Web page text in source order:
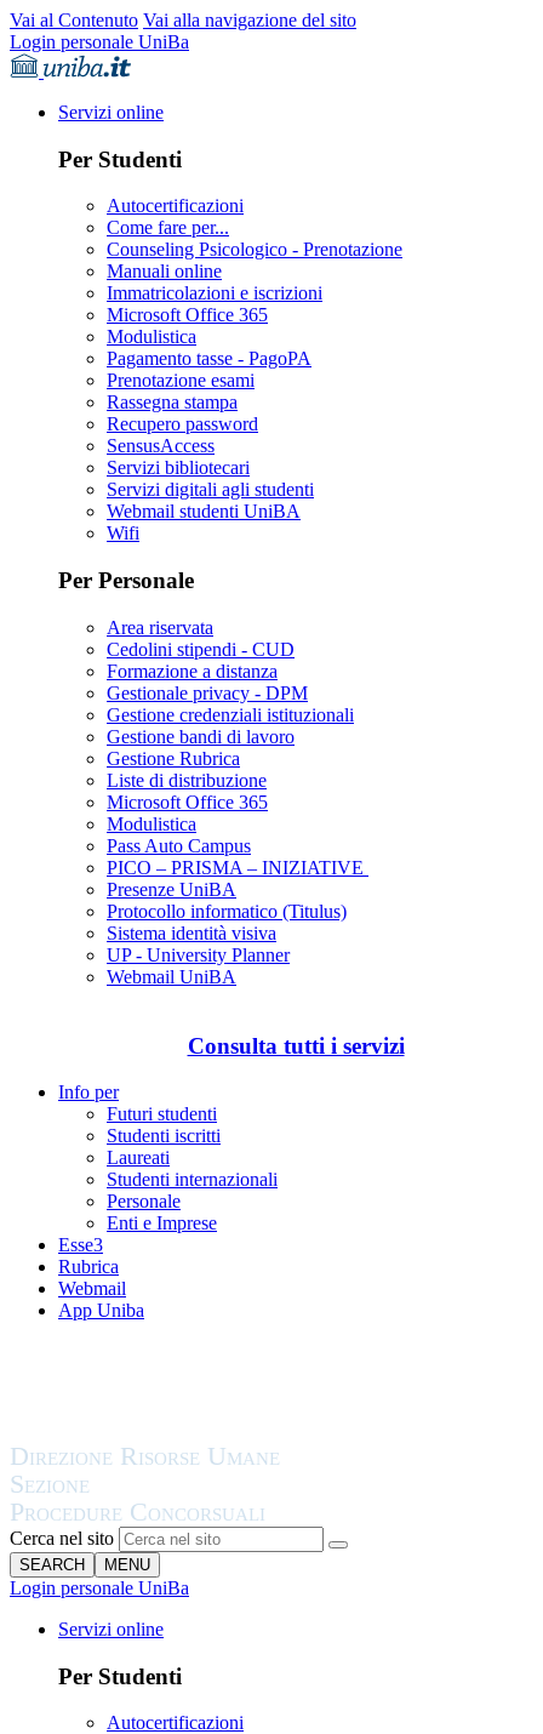
Vai al Contenuto Vai alla navigazione del sito
Login personale UniBa
Servizi online
Per Studenti
Autocertificazioni
Come fare per...
Counseling Psicologico - Prenotazione
Manuali online
Immatricolazioni e iscrizioni
Microsoft Office 365
Modulistica
Pagamento tasse - PagoPA
Prenotazione esami
Rassegna stampa
Recupero password
SensusAccess
Servizi bibliotecari
Servizi digitali agli studenti
Webmail studenti UniBA
Wifi
Per Personale
Area riservata
Cedolini stipendi - CUD
Formazione a distanza
Gestionale privacy - DPM
Gestione credenziali istituzionali
Gestione bandi di lavoro
Gestione Rubrica
Liste di distribuzione
Microsoft Office 365
Modulistica
Pass Auto Campus
PICO – PRISMA – INIZIATIVE
Presenze UniBA
Protocollo informatico (Titulus)
Sistema identità visiva
UP - University Planner
Webmail UniBA
Consulta tutti i servizi
Info per
Futuri studenti
Studenti iscritti
Laureati
Studenti internazionali
Personale
Enti e Imprese
Esse3
Rubrica
Webmail
App Uniba
Cerca nel sito
SEARCH MENU
Login personale UniBa
Servizi online
Per Studenti
Autocertificazioni